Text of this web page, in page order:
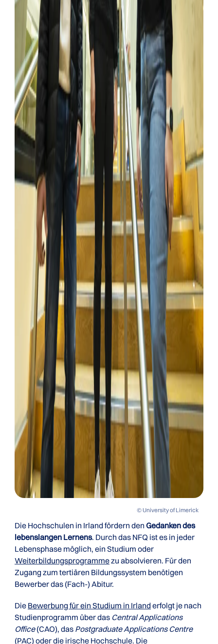
© University of Limerick
Die Hochschulen in Irland fördern den Gedanken des
lebenslangen Lernens. Durch das NFQ ist es in jeder
Lebensphase möglich, ein Studium oder
Weiterbildungsprogrammezu absolvieren. Für den
Zugang zum tertiären Bildungssystem benötigen
Bewerber das (Fach-) Abitur.
Die Bewerbung für ein Studium in Irland erfolgt je nach
Studienprogramm über das Central Applications
Office(CAO), das Postgraduate Applications Centre
(PAC) oder die irische Hochschule. Die